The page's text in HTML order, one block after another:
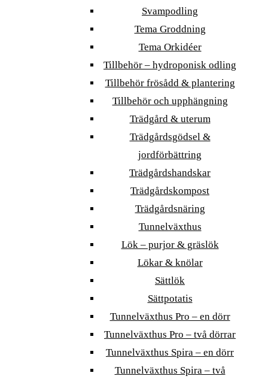
Svampodling
Tema Groddning
Tema Orkidéer
Tillbehör – hydroponisk odling
Tillbehör frösådd & plantering
Tillbehör och upphängning
Trädgård & uterum
Trädgårdsgödsel &
jordförbättring
Trädgårdshandskar
Trädgårdskompost
Trädgårdsnäring
Tunnelväxthus
Lök – purjor & gräslök
Lökar & knölar
Sättlök
Sättpotatis
Tunnelväxthus Pro – en dörr
Tunnelväxthus Pro – två dörrar
Tunnelväxthus Spira – en dörr
Tunnelväxthus Spira – två